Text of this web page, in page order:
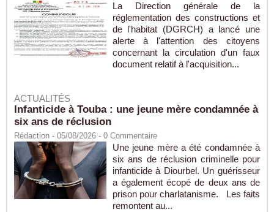
La Direction générale de la
réglementation des constructions et
de l'habitat (DGRCH) a lancé une
alerte à l'attention des citoyens
concernant la circulation d'un faux
document relatif à l'acquisition...
ACTUALITÉS
Infanticide à Touba : une jeune mère condamnée à
six ans de réclusion
Rédaction - 05/08/2026 - 0 Commentaire
Une jeune mère a été condamnée à
six ans de réclusion criminelle pour
infanticide à Diourbel. Un guérisseur
a également écopé de deux ans de
prison pour charlatanisme. Les faits
remontent au...